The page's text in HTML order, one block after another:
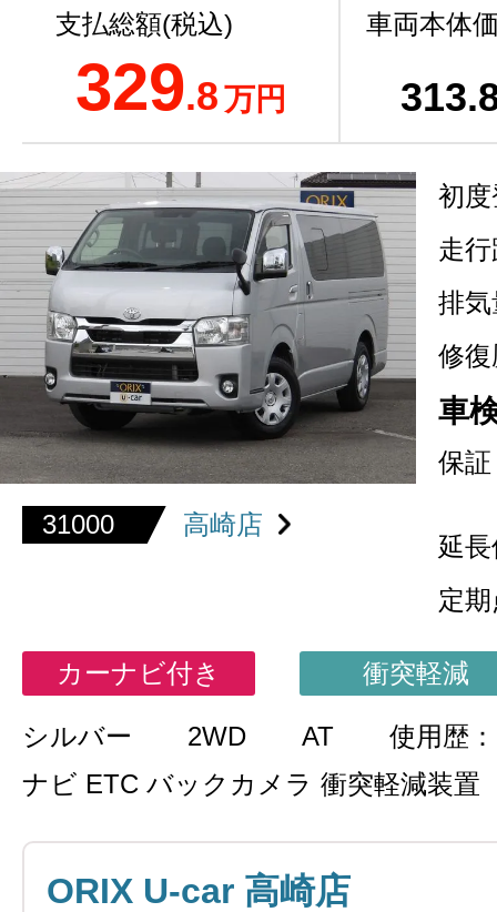
支払総額(税込)
329.8万円
車両本体
313
31000 高崎店
初
走
排気
修復
車
保証
延
定
カーナビ付き 衝突軽減
シルバー 2WD AT
使用歴
ナビ ETC バックカメラ 衝突軽減装置
ORIX U-car 高崎店